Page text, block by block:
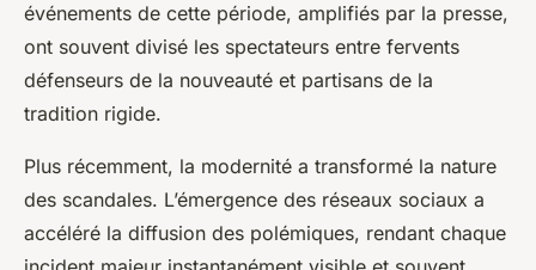
événements de cette période, amplifiés par la presse,
ont souvent divisé les spectateurs entre fervents
défenseurs de la nouveauté et partisans de la
tradition rigide.
Plus récemment, la modernité a transformé la nature
des scandales. L’émergence des réseaux sociaux a
accéléré la diffusion des polémiques, rendant chaque